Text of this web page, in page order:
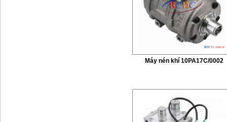
Máy nén khí 10PA17C/0002